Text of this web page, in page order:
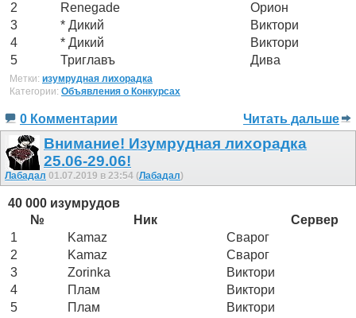
2
Renegade
Орион
3
* Дикий
Виктори
4
* Дикий
Виктори
5
Триглавъ Дива
Метки: изумрудная лихорадка
Категории: Объявления о Конкурсах
0 Комментарии Читать дальше
Внимание! Изумрудная лихорадка
25.06-29.06!
Лабадал 01.07.2019 в 23:54 (Лабадал)
40 000 изумрудов
№
Ник
Сервер
1
Kamaz
Сварог
2
Kamaz
Сварог
3
Zorinka
Виктори
4
Плам
Виктори
5
Плам Виктори